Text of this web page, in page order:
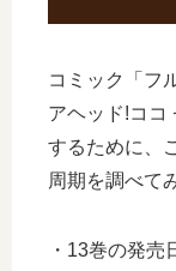
コミック「フ
アヘッド!ココ
するために、
周期を調べて
・13巻の発売